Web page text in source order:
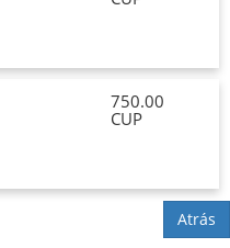
750.00
CUP
Atrás